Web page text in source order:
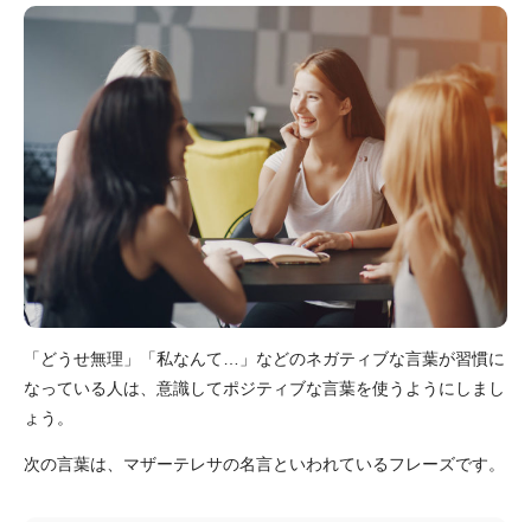
「どうせ無理」「私なんて…」などのネガティブな言葉が習慣に
なっている人は、意識してポジティブな言葉を使うようにしまし
ょう。
次の言葉は、マザーテレサの名言といわれているフレーズです。